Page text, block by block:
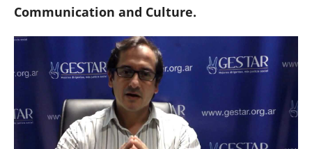
Communication and Culture.